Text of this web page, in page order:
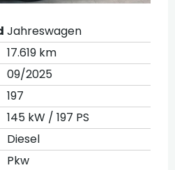
Jahreswagen
17.619 km
09/2025
197
145 kW / 197 PS
Diesel
Pkw